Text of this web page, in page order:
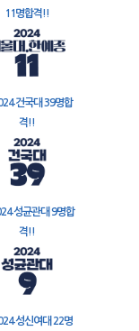
11명합격!!
건국대 39명합
격!!
성균관대 9명합
격!!
성신여대 22명